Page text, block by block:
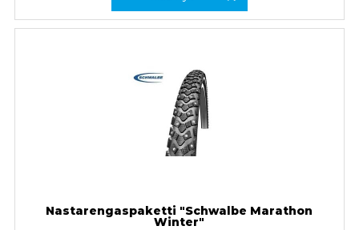
Nastarengaspaketti "Schwalbe Marathon
Winter"